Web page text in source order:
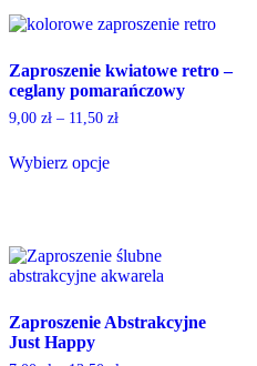
multiple
variants.
options
may
be
chosen
the
Zaproszenie kwiatowe retro –
ceglany pomarańczowy
9,00 zł – 11,50 zł
Wybierz opcje
multiple
variants.
The
may
be
Zaproszenie Abstrakcyjne
Just Happy